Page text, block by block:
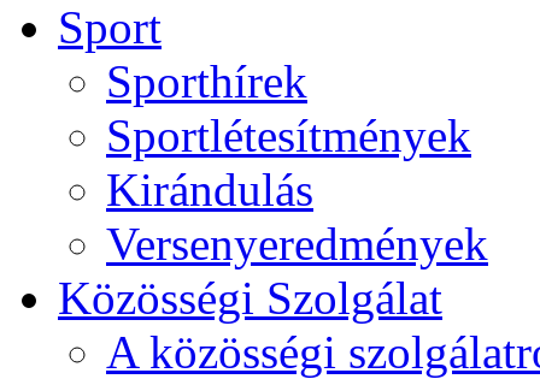
Sport
Sporthírek
Sportlétesítmények
Kirándulás
Versenyeredmények
Közösségi Szolgálat
A közösségi